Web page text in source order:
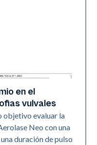
en el
vulvales
objetivo evaluar la
Neo con una
duración de pulso